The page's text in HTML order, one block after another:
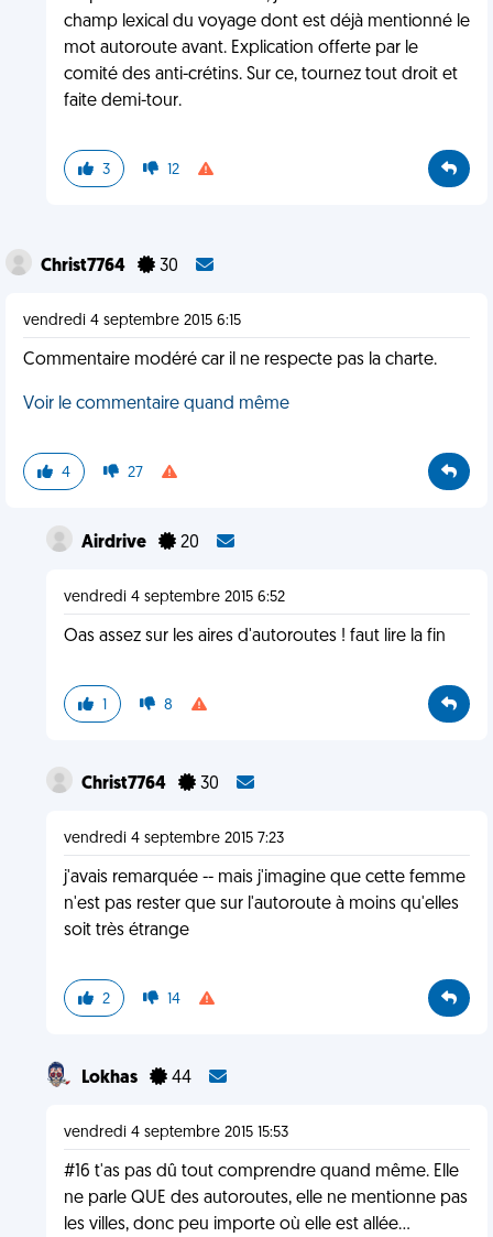
champ lexical du voyage dont est déjà mentionné le
mot autoroute avant. Explication offerte par le
comité des anti-crétins. Sur ce, tournez tout droit et
faite demi-tour.
3 12
Christ7764 30
vendredi 4 septembre 2015 6:15
Commentaire modéré car il ne respecte pas la charte.
Voir le commentaire quand même
4 27
Airdrive 20
vendredi 4 septembre 2015 6:52
Oas assez sur les aires d'autoroutes ! faut lire la fin
1 8
Christ7764 30
vendredi 4 septembre 2015 7:23
j'avais remarquée -- mais j'imagine que cette femme
n'est pas rester que sur l'autoroute à moins qu'elles
soit très étrange
2 14
Lokhas 44
vendredi 4 septembre 2015 15:53
#16 t'as pas dû tout comprendre quand même. Elle
ne parle QUE des autoroutes, elle ne mentionne pas
les villes, donc peu importe où elle est allée...